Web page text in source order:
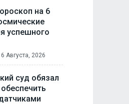
на 6
успешного
6 Августа, 2026
суд обязал